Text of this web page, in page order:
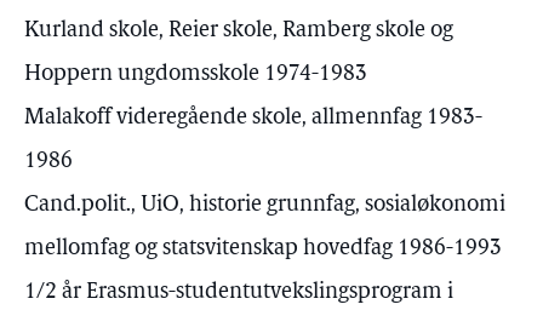
Kurland skole, Reier skole, Ramberg skole og
Hoppern ungdomsskole 1974-1983
Malakoff videregående skole, allmennfag 1983-
1986
Cand.polit., UiO, historie grunnfag, sosialøkonomi
mellomfag og statsvitenskap hovedfag 1986-1993
1/2 år Erasmus-studentutvekslingsprogram i